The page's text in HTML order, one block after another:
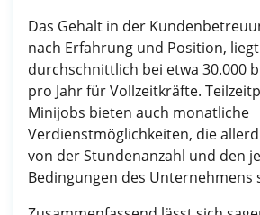
Das Gehalt in der
nach Erfahrung und Position,
durchschnittlich bei etwa 30.000
pro Jahr für Vollzeitkräfte.
Minijobs bieten auch monatliche
Verdienstmöglichkeiten, die
von der Stundenanzahl und den
Bedingungen des Unternehmens